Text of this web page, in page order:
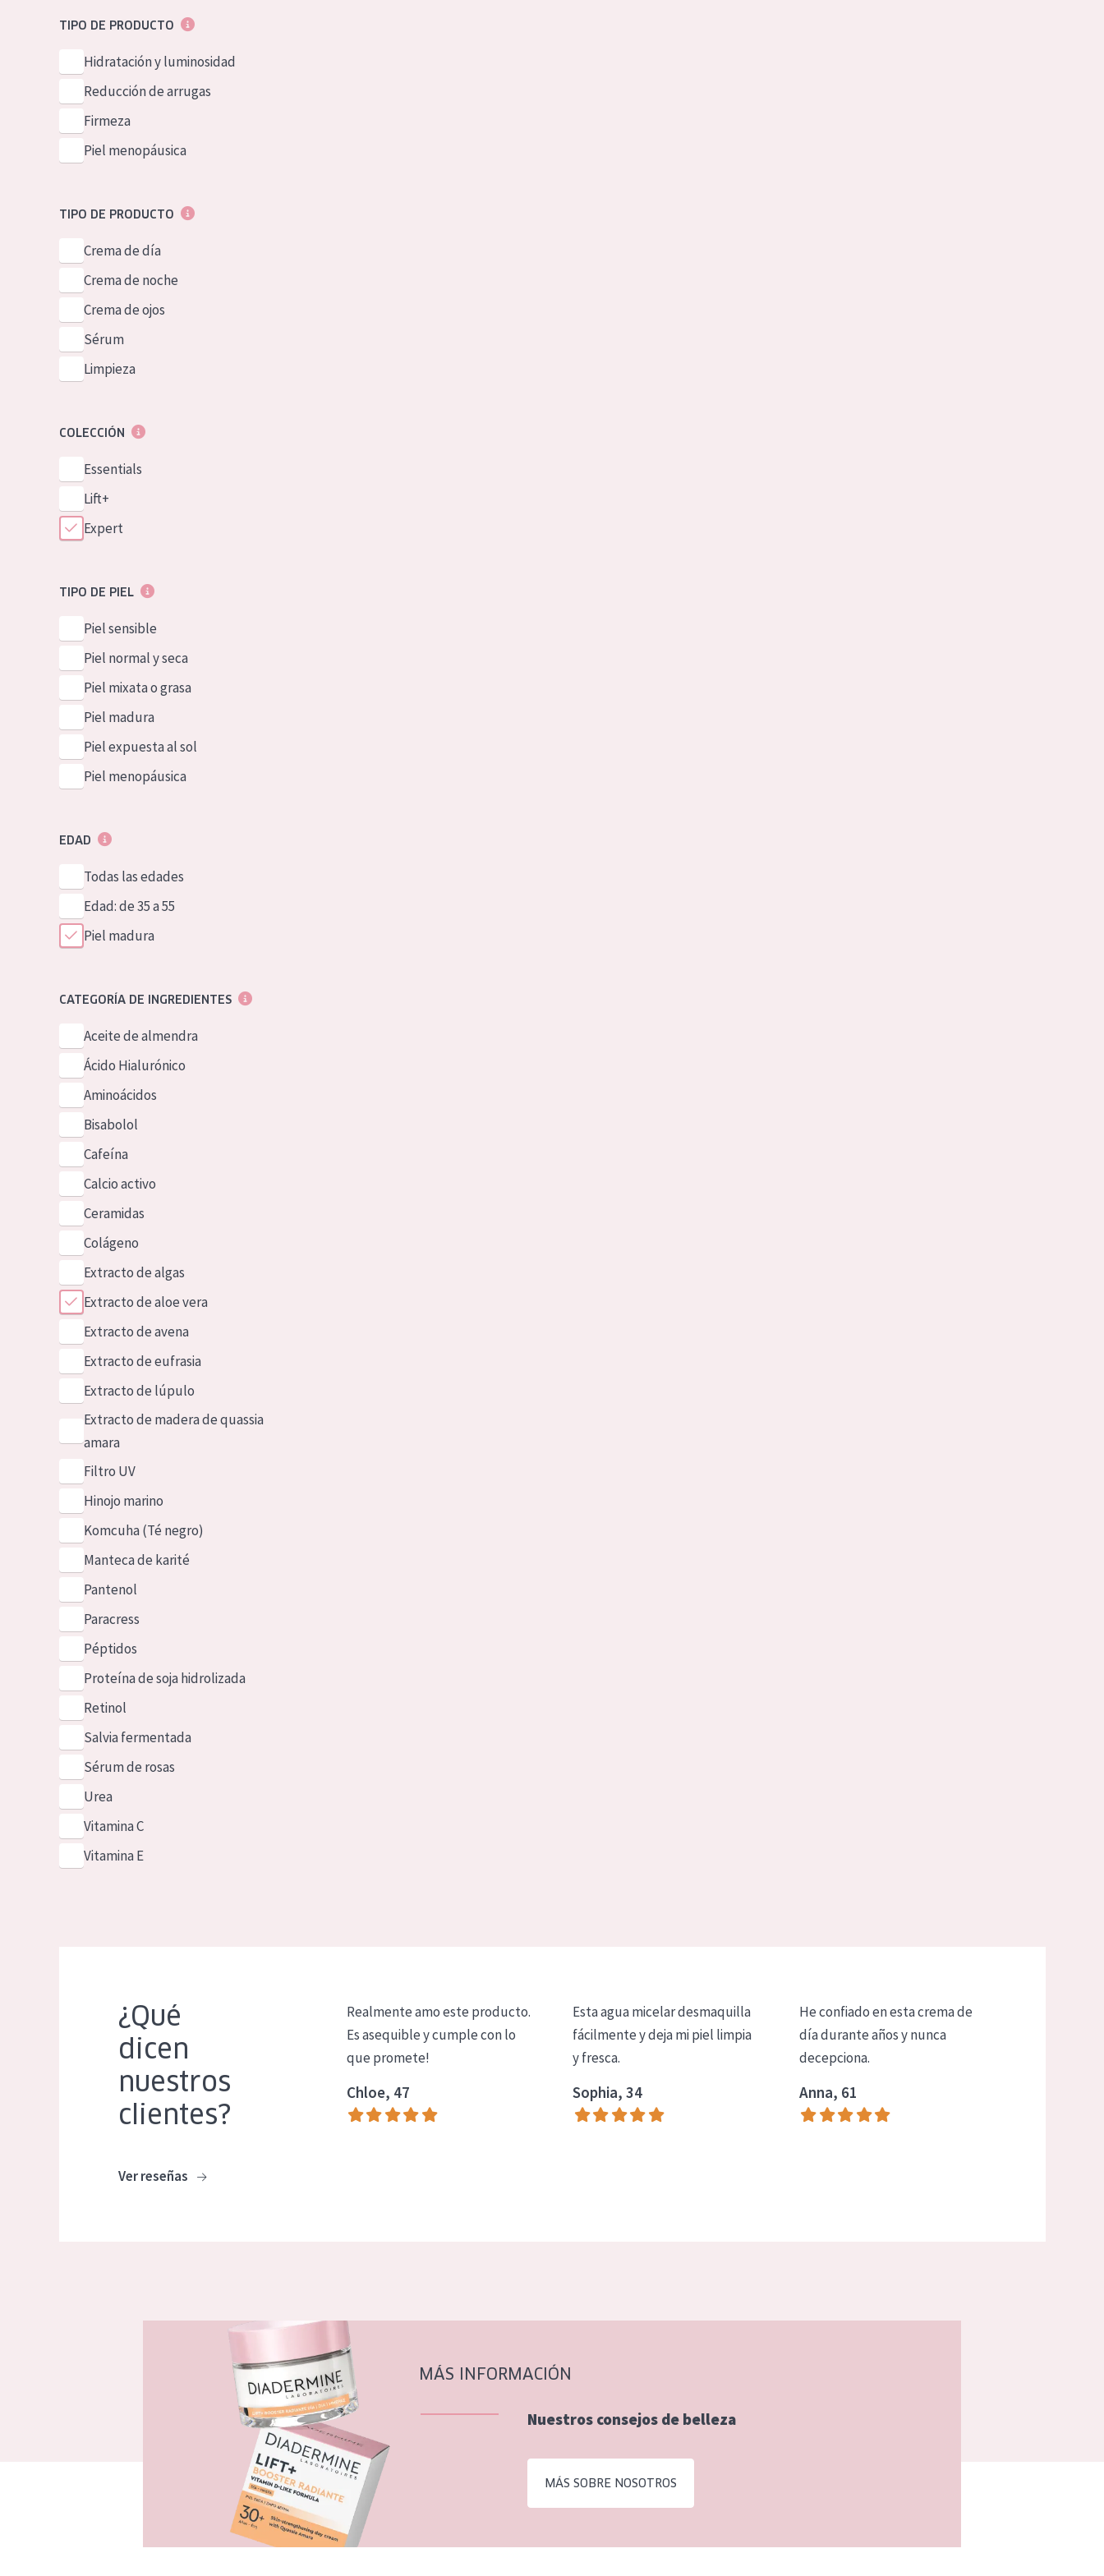
GermanTIPO DE PRODUCTO
Hidratación y luminosidad
Reducción de arrugas
Firmeza
Piel menopáusica
TIPO DE PRODUCTO
Crema de día
Crema de noche
Crema de ojos
Sérum
Limpieza
COLECCIÓN
Essentials
Lift+
Expert
TIPO DE PIEL
Piel sensible
Piel normal y seca
Piel mixata o grasa
Piel madura
Piel expuesta al sol
Piel menopáusica
EDAD
Todas las edades
Edad: de 35 a 55
Piel madura
CATEGORÍA DE INGREDIENTES
Aceite de almendra
Ácido Hialurónico
Aminoácidos
Bisabolol
Cafeína
Calcio activo
Ceramidas
Colágeno
Extracto de algas
Extracto de aloe vera
Extracto de avena
Extracto de eufrasia
Extracto de lúpulo
Extracto de madera de quassia
amara
Filtro UV
Hinojo marino
Komcuha (Té negro)
Manteca de karité
Pantenol
Paracress
Péptidos
Proteína de soja hidrolizada
Retinol
Salvia fermentada
Sérum de rosas
Urea
Vitamina C
Vitamina E
¿Qué
dicen
nuestros
clientes?
Ver reseñas
Realmente amo este producto.
Es asequible y cumple con lo
que promete!
Chloe, 47
Esta agua micelar desmaquilla
fácilmente y deja mi piel limpia
y fresca.
Sophia, 34
He confiado en esta crema de
día durante años y nunca
decepciona.
Anna, 61
MÁS INFORMACIÓN
Nuestros consejos de belleza
MÁS SOBRE NOSOTROS